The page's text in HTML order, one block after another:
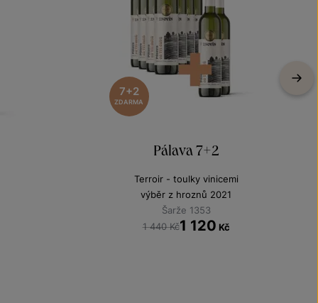
7+2
ZDARMA
Pálava 7+2
Terroir - toulky vinicemi
výběr z hroznů 2021
Šarže 1353
1 440 Kč1 120 Kč